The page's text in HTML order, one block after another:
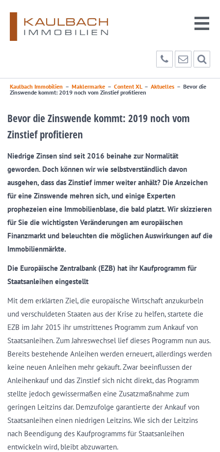
Kaulbach Immobilien – Maklermarke – Content XL– Aktuelles – Bevor die
Zinswende kommt: 2019 noch vom Zinstief profitieren
Bevor die Zinswende kommt: 2019 noch vom
Zinstief profitieren
Niedrige Zinsen sind seit 2016 beinahe zur Normalität
geworden. Doch können wir wie selbstverständlich davon
ausgehen, dass das Zinstief immer weiter anhält? Die Anzeichen
für eine Zinswende mehren sich, und einige Experten
prophezeien eine Immobilienblase, die bald platzt. Wir skizzieren
für Sie die wichtigsten Veränderungen am europäischen
Finanzmarkt und beleuchten die möglichen Auswirkungen auf die
Immobilienmärkte.
Die Europäische Zentralbank (EZB) hat ihr Kaufprogramm für
Staatsanleihen eingestellt
Mit dem erklärten Ziel, die europäische Wirtschaft anzukurbeln
und verschuldeten Staaten aus der Krise zu helfen, startete die
EZB im Jahr 2015 ihr umstrittenes Programm zum Ankauf von
Staatsanleihen. Zum Jahreswechsel lief dieses Programm nun aus.
Bereits bestehende Anleihen werden erneuert, allerdings werden
keine neuen Anleihen mehr gekauft. Zwar beeinflussen der
Anleihenkauf und das Zinstief sich nicht direkt, das Programm
stellte jedoch gewissermaßen eine Zusatzmaßnahme zum
geringen Leitzins dar. Demzufolge garantierte der Ankauf von
Staatsanleihen einen niedrigen Leitzins. Wie sich der Leitzins
nach Beendigung des Kaufprogramms für Staatsanleihen
entwickeln wird, bleibt abzuwarten.